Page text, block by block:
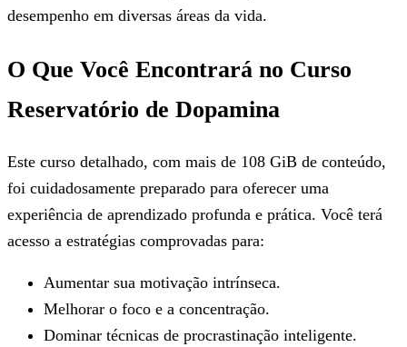
desempenho em diversas áreas da vida.
O Que Você Encontrará no Curso
Reservatório de Dopamina
Este curso detalhado, com mais de 108 GiB de conteúdo,
foi cuidadosamente preparado para oferecer uma
experiência de aprendizado profunda e prática. Você terá
acesso a estratégias comprovadas para:
Aumentar sua motivação intrínseca.
Melhorar o foco e a concentração.
Dominar técnicas de procrastinação inteligente.